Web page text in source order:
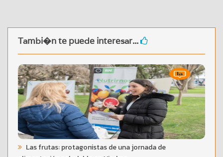
Tambi�n te puede interesar...
Las frutas: protagonistas de una jornada de